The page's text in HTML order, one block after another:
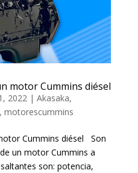
motor Cummins diésel
2022| Akasaka,
, motorescummins
Cummins diésel Son
un motor Cummins a
son: potencia,